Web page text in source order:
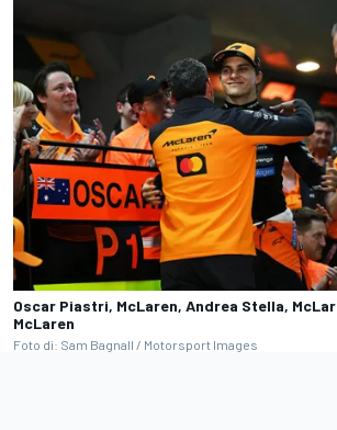
Oscar Piastri, McLaren, Andrea Stella,
McLaren
Foto di: Sam Bagnall / Motorsport Images